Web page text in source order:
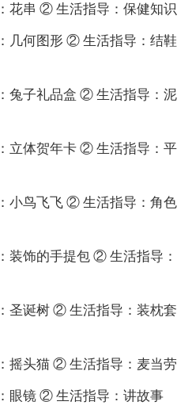
串 ② 生活指导：保健知识
何图形 ② 生活指导：结鞋
子礼品盒 ② 生活指导：泥
体贺年卡 ② 生活指导：平
鸟飞飞 ② 生活指导：角色
饰的手提包 ② 生活指导：
诞树 ② 生活指导：装枕套
头猫 ② 生活指导：麦当劳
镜 ② 生活指导：讲故事